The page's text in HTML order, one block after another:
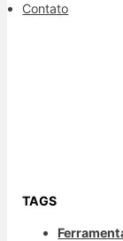
Contato
TAGS